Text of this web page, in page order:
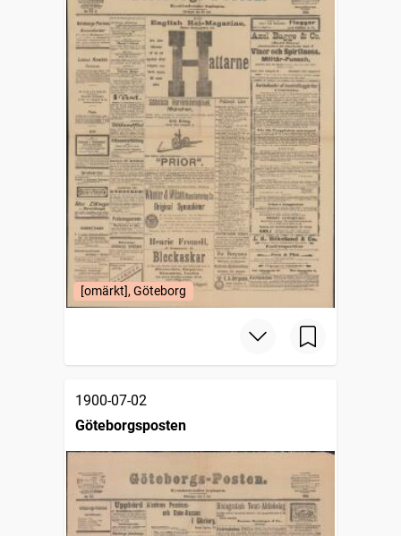
[omärkt], Göteborg
1900-07-02
Göteborgsposten